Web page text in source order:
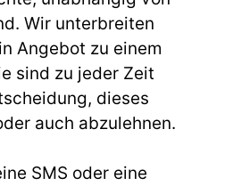
Wir unterbreiten
Angebot zu einem
sind zu jeder Zeit
dieses
auch abzulehnen.
SMS oder eine